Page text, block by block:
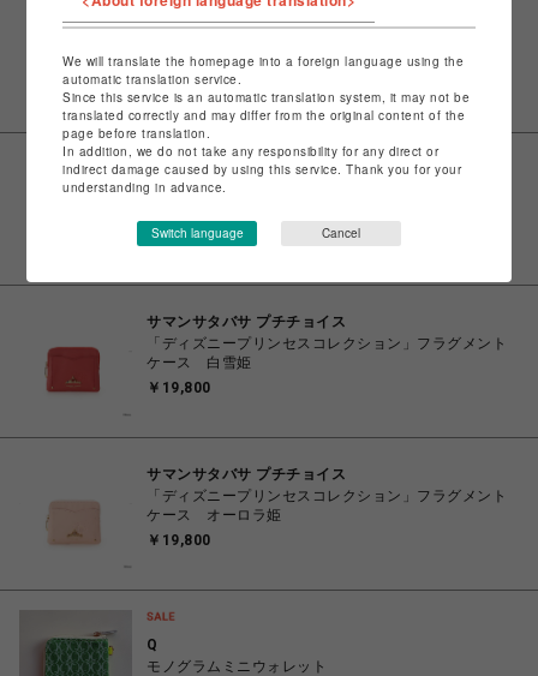
ケース アリエル
￥19,800
サマンサタバサ プチチョイス
「ディズニープリンセスコレクション」フラグメント
￥19,800
サマンサタバサ プチチョイス
「ディズニープリンセスコレクション」フラグメント
ケース 白雪姫
￥19,800
サマンサタバサ プチチョイス
「ディズニープリンセスコレクション」フラグメント
ケース オーロラ姫
￥19,800
Q
モノグラムミニウォレット
We will translate the homepage into a foreign language using the
automatic translation service.
Since this service is an automatic translation system, it may not be
translated correctly and may differ from the original content of the
page before translation.
In addition, we do not take any responsibility for any direct or
indirect damage caused by using this service. Thank you for your
understanding in advance.
Switch language Cancel